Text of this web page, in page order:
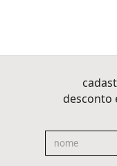
desconto